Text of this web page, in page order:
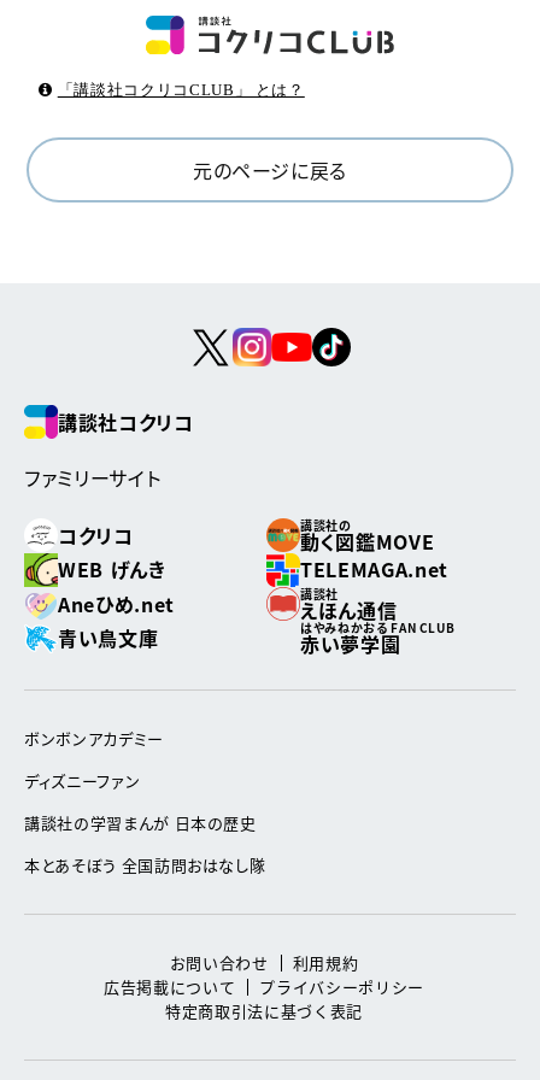
「講談社コクリコCLUB」 とは？
元のページに戻る
講談社コクリコ
ファミリーサイト
コクリコ
講談社の
動く図鑑MOVE
WEB げんき
TELEMAGA.net
Aneひめ.net
講談社
えほん通信
青い鳥文庫
はやみねかおる FAN CLUB
赤い夢学園
ボンボンアカデミー
ディズニーファン
講談社の学習まんが 日本の歴史
本とあそぼう 全国訪問おはなし隊
お問い合わせ
利用規約
広告掲載について
プライバシーポリシー
特定商取引法に基づく表記